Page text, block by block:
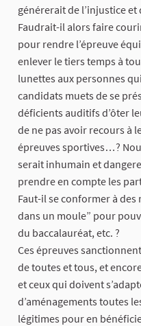
générerait de l’injustice et
Faudrait-il alors faire
pour rendre l’épreuve
enlever le tiers temps à
lunettes aux personnes
candidats muets de se
déficients auditifs d’ôter
de ne pas avoir recours à
épreuves sportives…?
serait inhumain et
prendre en compte les
Faut-il se conformer à
dans un moule” pour
du baccalauréat, etc. ?
Ces épreuves
de toutes et tous, et
et ceux qui doivent
d’aménagements toutes
légitimes pour en